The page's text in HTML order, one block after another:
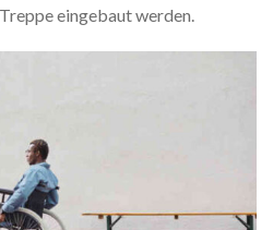
eingebaut werden.